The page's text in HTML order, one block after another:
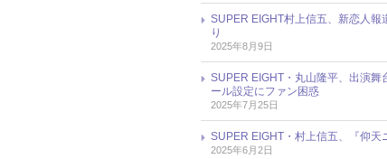
SUPER EIGHT村上信五、新恋人
り
2025年8月9日
SUPER EIGHT・丸山隆平、出演
ール設定にファン困惑
2025年7月25日
SUPER EIGHT・村上信五、『仰
2025年6月2日